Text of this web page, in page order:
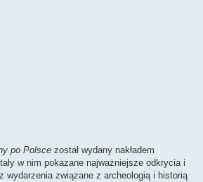
po Polsce został wydany nakładem
w nim pokazane najważniejsze odkrycia i
wydarzenia związane z archeologią i historią